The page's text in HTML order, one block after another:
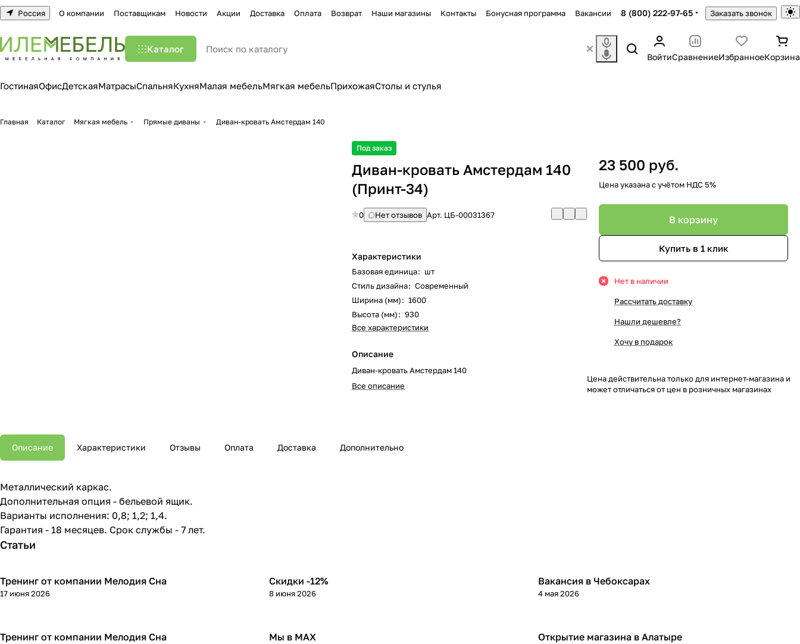
Россия О компании Поставщикам Новости Акции Доставка Оплата Возврат Наши магазины Контакты Бонусная программа Вакансии 8 (800) 222-97-65 Заказать звонок
Каталог
ВойтиСравнениеИзбранноеКорзина
ГостинаяОфисДетскаяМатрасыСпальняКухняМалая мебельМягкая мебельПрихожаяСтолы и стулья
Главная Каталог Мягкая мебель Прямые диваны Диван-кровать Амстердам 140
Под заказ
Диван-кровать Амстердам 140
(Принт-34)
0 Нет отзывов Арт. ЦБ-00031367
Характеристики
Базовая единица: шт
Стиль дизайна: Современный
Ширина (мм): 1600
Высота (мм): 930
Все характеристики
Описание
Диван-кровать Амстердам 140
Все описание
23 500 руб.
Цена указана с учётом НДС 5%
В корзину
Купить в 1 клик
Нет в наличии
Рассчитать доставку
Нашли дешевле?
Хочу в подарок
Цена действительна только для интернет-магазина и
может отличаться от цен в розничных магазинах
Описание Характеристики Отзывы Оплата Доставка Дополнительно
Металлический каркас.
Дополнительная опция - бельевой ящик.
Варианты исполнения: 0,8; 1,2; 1,4.
Гарантия - 18 месяцев. Срок службы - 7 лет.
Статьи
Тренинг от компании Мелодия Сна
17 июня 2026
Скидки -12%
8 июня 2026
Вакансия в Чебоксарах
4 мая 2026
Тренинг от компании Мелодия Сна Мы в МАХ Открытие магазина в Алатыре